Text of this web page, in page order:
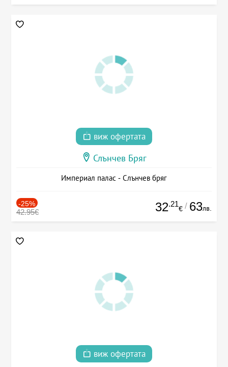
виж офертата
Слънчев Бряг
Империал палас - Слънчев бряг
-25%
42.95€ 32.21
€ / 63лв.
виж офертата